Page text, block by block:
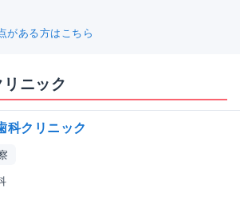
がある方はこちら
ニック
科クリニック